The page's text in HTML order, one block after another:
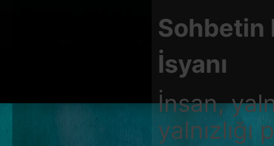
Sohbetin
İsyanı
İnsan,